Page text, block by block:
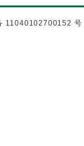
11040102700152 号